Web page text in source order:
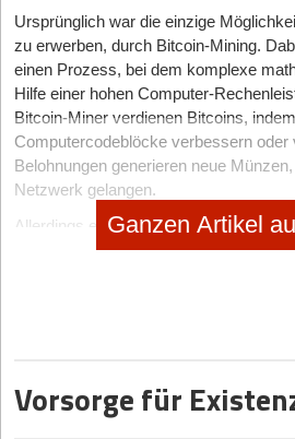
Ursprünglich war die einzige
zu erwerben, durch Bitcoin-Mining.
einen Prozess, bei dem komplexe
Hilfe einer hohen Computer-
Bitcoin-Miner verdienen Bitcoins,
Computercodeblöcke verbessern oder
Belohnungen generieren neue
Netzwerk gelangen.
Allerdings erfordert das Bitcoin-Mining
in die Infrastruktur und die
zu finden, wenn Sie sich entscheiden,
loszuwerden.
Ganzen Artikel
Vorsorge für